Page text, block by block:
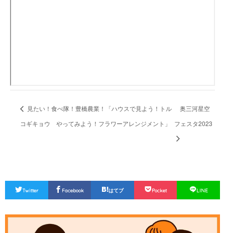
見たい！食べ隊！豊橋農業！「ハウスで見よう！トル
コギキョウ やってみよう！フラワーアレンジメント」
奥三河星空
フェスタ2023
Twitter Facebook はてブ Pocket LINE